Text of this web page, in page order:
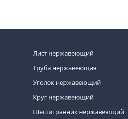
Лист нержавеющий
Труба нержавеющая
Уголок нержавеющий
Круг нержавеющий
Шестигранник нержавеющий